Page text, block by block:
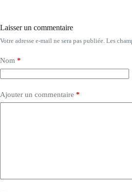
Laisser un commentaire
Votre adresse e-mail ne sera pas publiée. Les
Nom *
Ajouter un commentaire *